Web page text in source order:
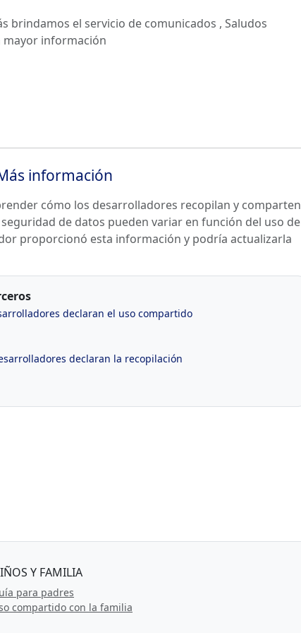
brindamos el servicio de comunicados , Saludos
mayor información
información
cómo los desarrolladores recopilan y comparten
de datos pueden variar en función del uso de
proporcionó esta información y podría actualizarla
declaran el uso compartido
declaran la recopilación
Y FAMILIA
para padres
compartido con la familia